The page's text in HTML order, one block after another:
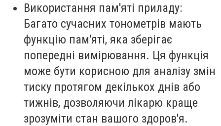
Використання пам'яті приладу:
Багато сучасних тонометрів мають
функцію пам'яті, яка зберігає
попередні вимірювання. Ця функція
може бути корисною для аналізу змін
тиску протягом декількох днів або
тижнів, дозволяючи лікарю краще
зрозуміти стан вашого здоров'я.